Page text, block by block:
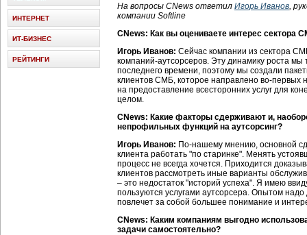
На вопросы CNews ответил Игорь Иванов,
компании Softline
CNews: Как вы оцениваете интерес сектора
Игорь Иванов: Сейчас компании из сектора
компаний-аутсорсеров. Эту динамику роста
последнего времени, поэтому мы создали
клиентов СМБ, которое направлено во-первых
на предоставление всесторонних услуг для
целом.
CNews: Какие факторы сдерживают и,
непрофильных функций на аутсорсинг?
Игорь Иванов: По-нашему мнению, основной
клиента работать "по старинке". Менять
процесс не всегда хочется. Приходится
клиентов рассмотреть иные варианты
– это недостаток "историй успеха". Я имею
пользуются услугами аутсорсера. Опытом надо
повлечет за собой большее понимание и
CNews: Каким компаниям выгодно
задачи самостоятельно?
ИНТЕРНЕТ
ИТ-БИЗНЕС
РЕЙТИНГИ